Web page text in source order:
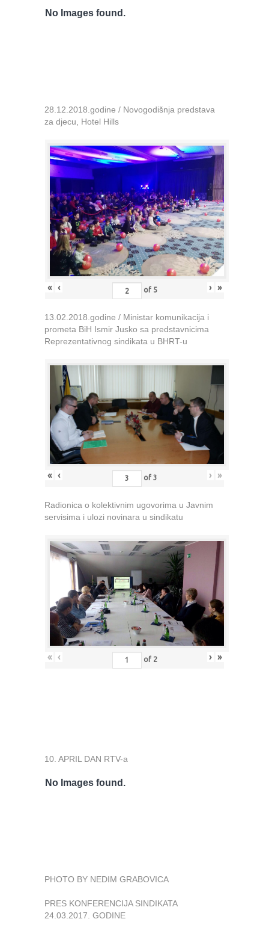
No Images found.
28.12.2018.godine / Novogodišnja predstava
za djecu, Hotel Hills
« ‹ of 5 › »
13.02.2018.godine / Ministar komunikacija i
prometa BiH Ismir Jusko sa predstavnicima
Reprezentativnog sindikata u BHRT-u
« ‹ of 3 › »
Radionica o kolektivnim ugovorima u Javnim
servisima i ulozi novinara u sindikatu
« ‹ of 2 › »
10. APRIL DAN RTV-a
No Images found.
PHOTO BY NEDIM GRABOVICA
PRES KONFERENCIJA SINDIKATA
24.03.2017. GODINE